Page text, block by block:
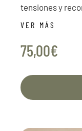
tensiones y
antiestrés,
VER MÁS
75,00€